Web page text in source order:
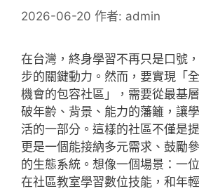
2026-06-20 作者: admin
在台灣，終身學習不再只是口號
步的關鍵動力。然而，要實現「
機會的包容社區」，需要從最基
破年齡、背景、能力的藩籬，讓
活的一部分。這樣的社區不僅是
更是一個能接納多元需求、鼓勵
的生態系統。想像一個場景：一
在社區教室學習數位技能，和年